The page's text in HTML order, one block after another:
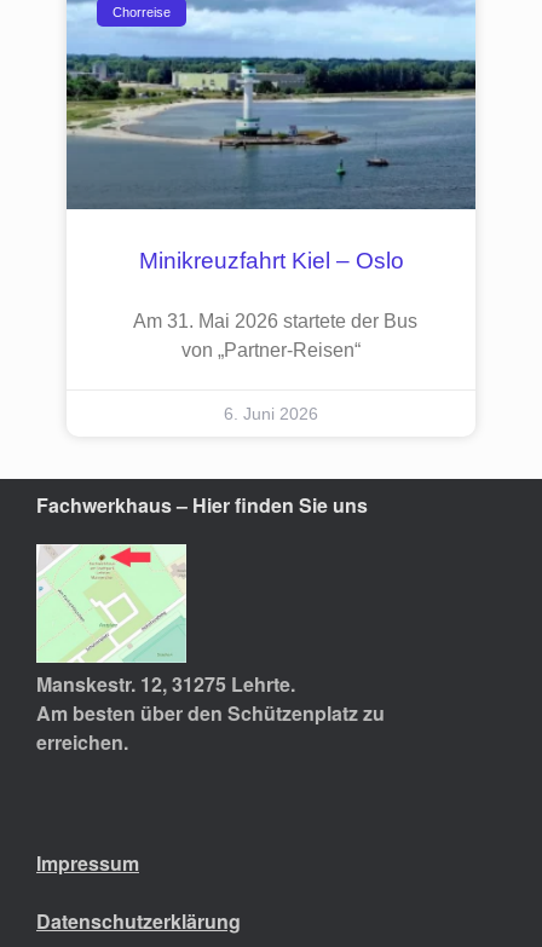
Chorreise
Minikreuzfahrt Kiel – Oslo
Am 31. Mai 2026 startete der Bus
von „Partner-Reisen“
6. Juni 2026
Fachwerkhaus – Hier finden Sie uns
Manskestr. 12, 31275 Lehrte.
Am besten über den Schützenplatz zu
erreichen.
Impressum
Datenschutzerklärung